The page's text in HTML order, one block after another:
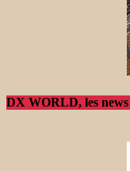
DX WORLD, les news